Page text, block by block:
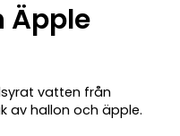
Äpple
vatten från
av hallon och äpple.